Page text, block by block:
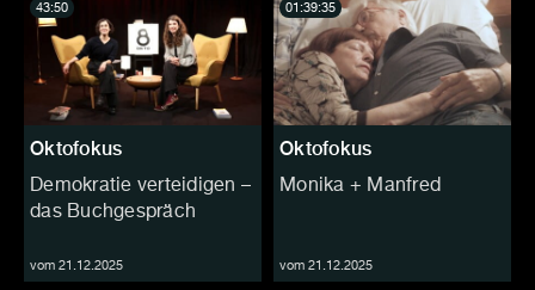
Oktofokus
Demokratie verteidigen –
das Buchgespräch
vom 21.12.2025
43:50
Oktofokus
Monika + Manfred
vom 21.12.2025
01:39:35